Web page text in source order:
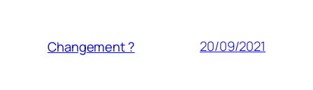
Changement ? 20/09/2021